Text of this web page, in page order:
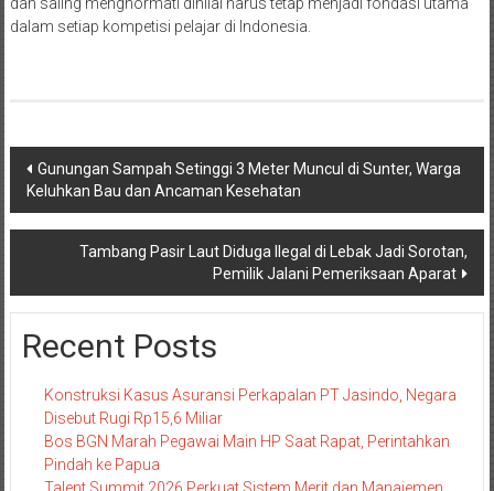
dalam setiap kompetisi pelajar di Indonesia.
Navigasi
pos
Gunungan Sampah Setinggi 3 Meter Muncul di Sunter, Warga
Keluhkan Bau dan Ancaman Kesehatan
Tambang Pasir Laut Diduga Ilegal di Lebak Jadi Sorotan,
Pemilik Jalani Pemeriksaan Aparat
Recent Posts
Konstruksi Kasus Asuransi Perkapalan PT Jasindo, Negara
Disebut Rugi Rp15,6 Miliar
Bos BGN Marah Pegawai Main HP Saat Rapat, Perintahkan
Pindah ke Papua
Talent Summit 2026 Perkuat Sistem Merit dan Manajemen